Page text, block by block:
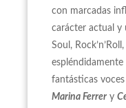
con marcadas
carácter actual y
Soul,
fantásticas
Marina Ferrer y